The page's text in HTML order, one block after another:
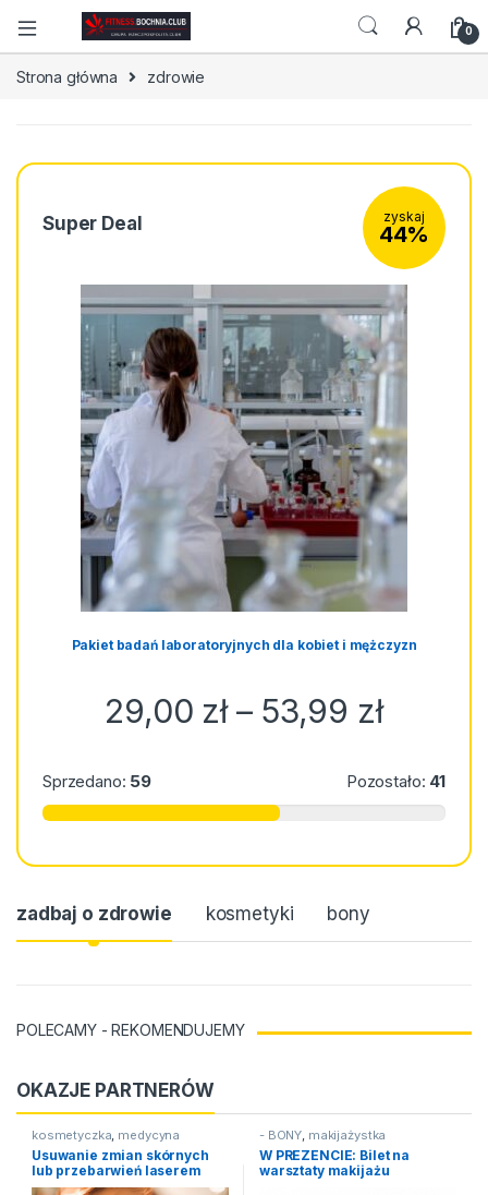
0
Strona główna zdrowie
Super Deal zyskaj
44%
Pakiet badań laboratoryjnych dla kobiet i mężczyzn
29,00 zł – 53,99 zł
Sprzedano: 59 Pozostało: 41
zadbaj o zdrowie kosmetyki bony
POLECAMY - REKOMENDUJEMY
OKAZJE PARTNERÓW
kosmetyczka, medycyna
estetyczna
Usuwanie zmian skórnych
lub przebarwień laserem
medycznym
- BONY, makijażystka
W PREZENCIE: Bilet na
warsztaty makijażu